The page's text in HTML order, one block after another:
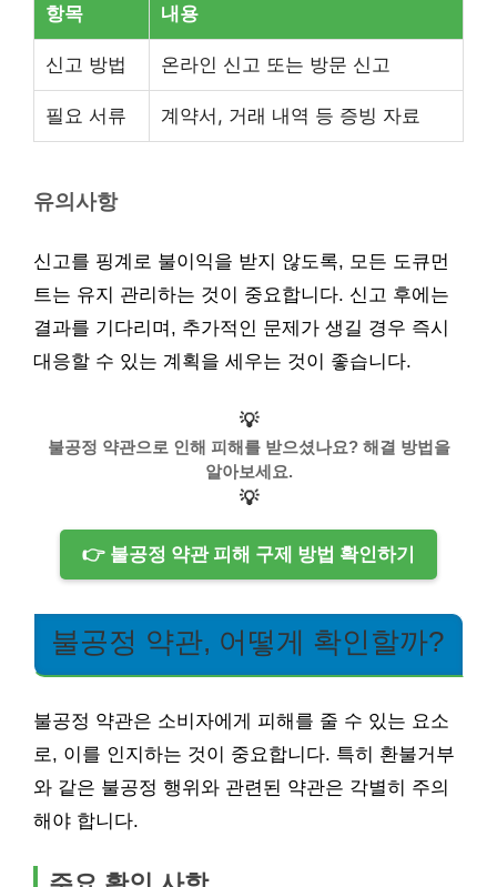
항목 내용
신고 방법 온라인 신고 또는 방문 신고
필요 서류 계약서, 거래 내역 등 증빙 자료
유의사항
신고를 핑계로 불이익을 받지 않도록, 모든 도큐먼
트는 유지 관리하는 것이 중요합니다. 신고 후에는
결과를 기다리며, 추가적인 문제가 생길 경우 즉시
대응할 수 있는 계획을 세우는 것이 좋습니다.
💡
불공정 약관으로 인해 피해를 받으셨나요? 해결 방법을
알아보세요.
💡
👉 불공정 약관 피해 구제 방법 확인하기
불공정 약관, 어떻게 확인할까?
불공정 약관은 소비자에게 피해를 줄 수 있는 요소
로, 이를 인지하는 것이 중요합니다. 특히 환불거부
와 같은 불공정 행위와 관련된 약관은 각별히 주의
해야 합니다.